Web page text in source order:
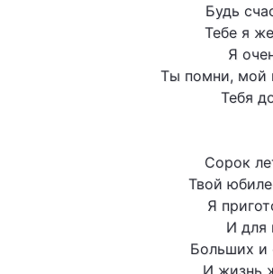
Будь
Тебе я
Я
Ты помни, мой
Тебя
Сорок
Твой
Я
И для
Больших и
И жизнь